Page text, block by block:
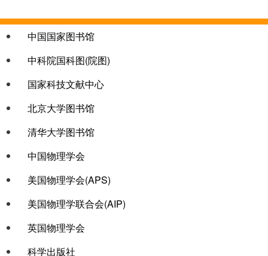
链接col-1
中国国家图书馆
中科院国科图(院图)
国家科技文献中心
北京大学图书馆
清华大学图书馆
链接col-3
中国物理学会
美国物理学会(APS)
美国物理学联合会(AIP)
英国物理学会
科学出版社